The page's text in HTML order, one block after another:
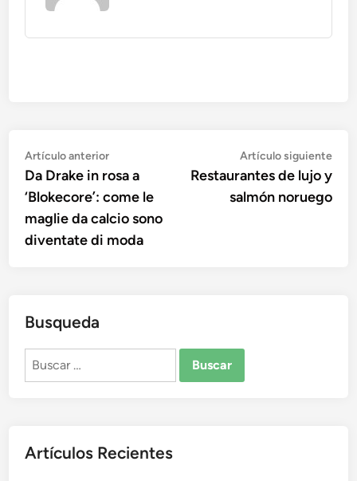
Navegación
de
entradas
Artículo anteriorArtículo
anterior:
Da Drake in rosa a
‘Blokecore’: come le
maglie da calcio sono
diventate di moda
Artículo siguiente
Restaurantes de lujo y
salmón noruego
Busqueda
Buscar:
Artículos Recientes